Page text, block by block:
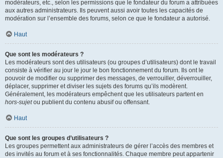
modérateurs, etc., selon les permissions que le fondateur du forum a attribuées
aux autres administrateurs. Ils peuvent aussi avoir toutes les capacités de
modération sur l’ensemble des forums, selon ce que le fondateur a autorisé.
Haut
Que sont les modérateurs ?
Les modérateurs sont des utilisateurs (ou groupes d’utilisateurs) dont le travail
consiste à vérifier au jour le jour le bon fonctionnement du forum. Ils ont le
pouvoir de modifier ou supprimer des messages, de verrouiller, déverrouiller,
déplacer, supprimer et diviser les sujets des forums qu’ils modèrent.
Généralement, les modérateurs empêchent que les utilisateurs partent en
hors-sujetou publient du contenu abusif ou offensant.
Haut
Que sont les groupes d’utilisateurs ?
Les groupes permettent aux administrateurs de gérer l’accès des membres et
des invités au forum et à ses fonctionnalités. Chaque membre peut appartenir